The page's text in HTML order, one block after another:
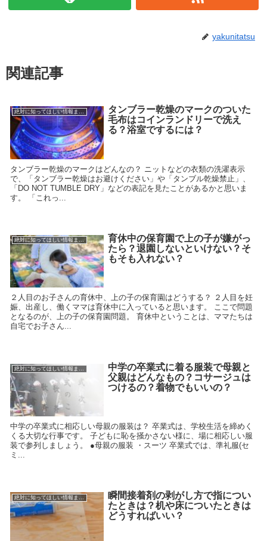
yakunitatsu
関連記事
タンブラー乾燥のマークのついた
毛布はコインランドリーで洗え
る？浴室でするには？
タンブラー乾燥のマークはどんなの？ ニットなどの衣類の洗濯表示
で、「タンブラー乾燥はお避けください」や「タンブル乾燥禁止」、
「DO NOT TUMBLE DRY」などの表記を見たことがあるかと思いま
す。 「これっ...
絶対に知ってほしい情報まとめ
育休中の保育園で上の子が嫌がっ
たら？退園しないといけない？そ
もそも入れない？
２人目のお子さんの育休中、上の子の保育園はどうする？ ２人目を妊
娠、出産し、働くママは育休中に入っていると思います。 ここで問題
となるのが、上の子の保育園問題。 育休中ということは、ママたちは
自宅でお子さん...
絶対に知ってほしい情報まとめ
中学の卒業式に着る服装で母親と
父親はどんなもの？コサージュは
つけるの？着物でもいいの？
中学の卒業式に相応しい母親の服装は？ 卒業式は、学校生活を締めく
くる大切な行事です。 子どもに恥を掻かさない様に、場に相応しい服
装で参列しましょう。 ●母親の服装 ・スーツ 卒業式では、準礼服(セ
ミ...
瞬間接着剤の剥がし方で指につい
たときは？机や床についたときは
どうすればいい？